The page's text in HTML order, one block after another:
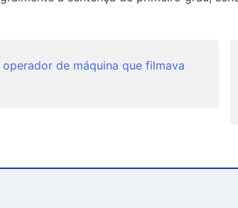
de máquina que filmava